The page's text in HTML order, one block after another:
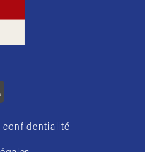
confidentialité